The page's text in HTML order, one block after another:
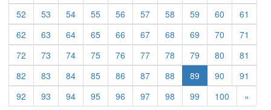
52
53 54 55 56 57 58 59 60
61
62
63 64 65 66 67 68 69 70
71
72
73 74 75 76 77 78 79 80
81
82
83 84 85 86 87 88 89 90
91
92
93 94 95 96 97 98 99 100 »